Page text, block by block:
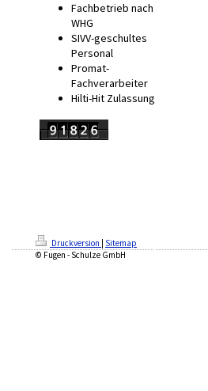
Fachbetrieb nach
WHG
SIVV-geschultes
Personal
Promat-
Fachverarbeiter
Hilti-Hit Zulassung
Druckversion | Sitemap
© Fugen - Schulze GmbH